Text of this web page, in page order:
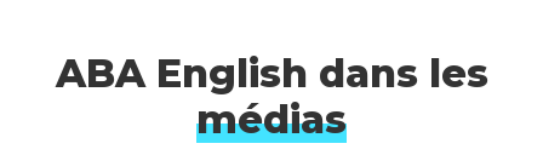
ABA English dans les
médias